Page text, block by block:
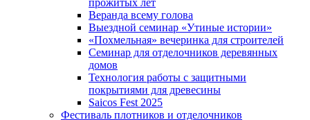
прожитых лет
Веранда всему голова
Выездной семинар «Утиные истории»
«Похмельная» вечеринка для строителей
Семинар для отделочников деревянных
домов
Технология работы с защитными
покрытиями для древесины
Saicos Fest 2025
Фестиваль плотников и отделочников